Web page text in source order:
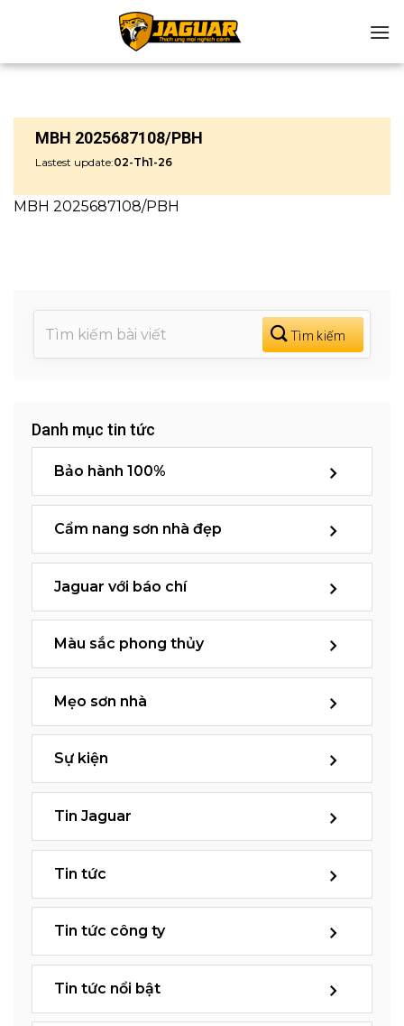
MBH 2025687108/PBH
Lastest update:02-Th1-26
MBH 2025687108/PBH
Danh mục tin tức
Bảo hành 100%
Cẩm nang sơn nhà đẹp
Jaguar với báo chí
Màu sắc phong thủy
Mẹo sơn nhà
Sự kiện
Tin Jaguar
Tin tức
Tin tức công ty
Tin tức nổi bật